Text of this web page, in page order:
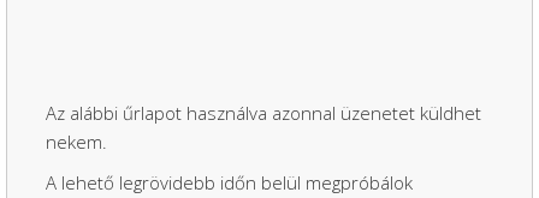
Az alábbi űrlapot használva azonnal üzenetet küldhet
nekem.
A lehető legrövidebb időn belül megpróbálok